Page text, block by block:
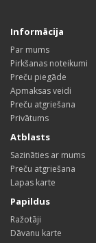
Informācija
Par mums
Pirkšanas noteikumi
Preču piegāde
Apmaksas veidi
Preču atgriešana
Privātums
Atblasts
Sazināties ar mums
Preču atgriešana
Lapas karte
Papildus
Ražotāji
Dāvanu karte